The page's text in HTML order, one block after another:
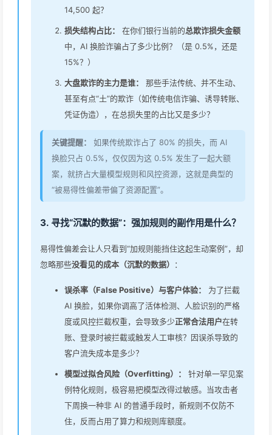
14,500 起？
损失结构占比： 在你们银行当前的总欺诈损失金额
中，AI 换脸诈骗占了多少比例？（是 0.5%，还是
15%？）
大盘欺诈的主力是谁：
那些手法传统、并不生动、
甚至有点“土”的欺诈（如传统电信诈骗、诱导转账、
凭证伪造），在总损失里的占比又是多少？
关键提醒：
如果传统欺诈占了 80% 的损失，而 AI
换脸只占 0.5%，仅仅因为这 0.5% 发生了一起大额
案，就挤占大量模型规则和风控资源，这就是典型的
“被易得性偏差带偏了资源配置”。
3. 寻找“沉默的数据”：强加规则的副作用是什么？
易得性偏差会让人只看到“加规则能挡住这起生动案例”，却
忽略那些没看见的成本（沉默的数据） ：
误杀率（False Positive）与客户体验：
为了拦截
AI 换脸，如果你调高了活体检测、人脸识别的严格
度或风控拦截权重，会导致多少正常合法用户在转
账、登录时被拦截或触发人工审核？因误杀导致的
客户流失成本是多少？
模型过拟合风险（Overfitting）：
针对单一罕见案
例特化规则，极容易把模型改得过敏感。当攻击者
下周换一种非 AI 的普通手段时，新规则不仅防不
住，反而占用了算力和规则库额度。